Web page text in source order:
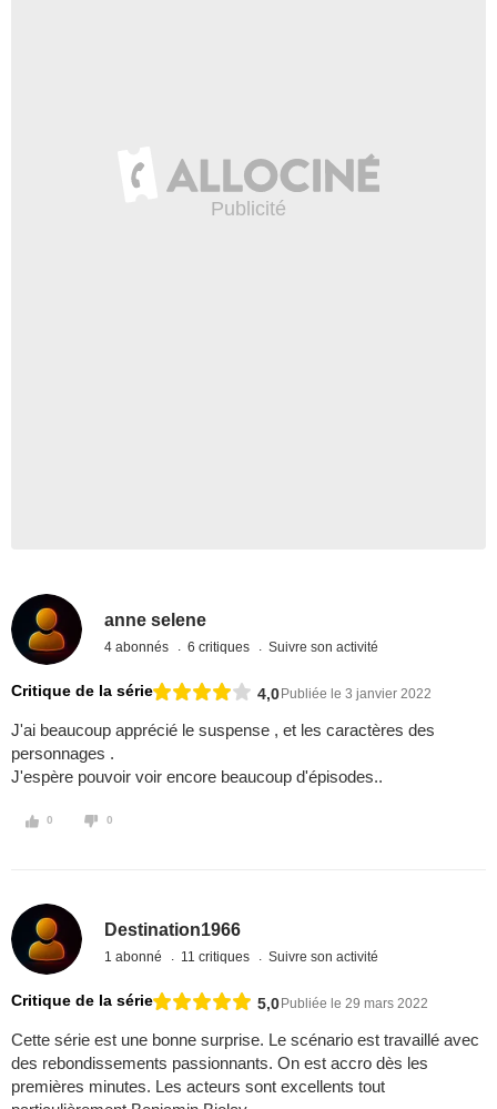
anne selene
4 abonnés 6 critiques Suivre son activité
Critique de la série 4,0 Publiée le 3 janvier 2022
J'ai beaucoup apprécié le suspense , et les caractères des
personnages .
J'espère pouvoir voir encore beaucoup d'épisodes..
0 0
Destination1966
1 abonné 11 critiques Suivre son activité
Critique de la série 5,0 Publiée le 29 mars 2022
Cette série est une bonne surprise. Le scénario est travaillé avec
des rebondissements passionnants. On est accro dès les
premières minutes. Les acteurs sont excellents tout